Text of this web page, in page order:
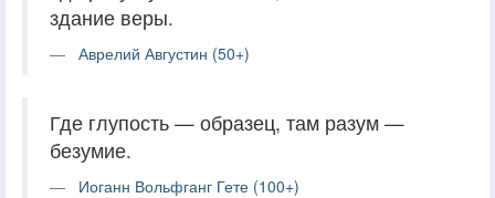
здание веры.
Аврелий Августин (50+)
Где глупость — образец, там разум —
безумие.
Иоганн Вольфганг Гете (100+)